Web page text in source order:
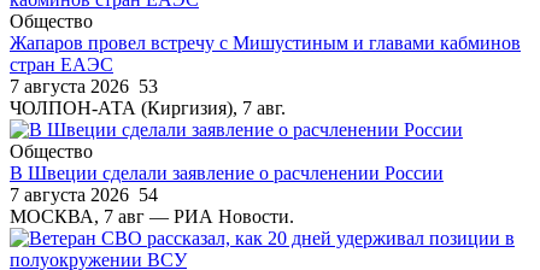
Общество
Жапаров провел встречу с Мишустиным и главами кабминов
стран ЕАЭС
7 августа 2026 53
ЧОЛПОН-АТА (Киргизия), 7 авг.
Общество
В Швеции сделали заявление о расчленении России
7 августа 2026 54
МОСКВА, 7 авг — РИА Новости.